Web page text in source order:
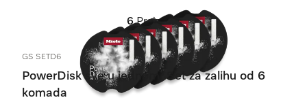
6 Proizvodi
GS SETD6
PowerDisk sve u jednom. Set za zalihu od 6
komada